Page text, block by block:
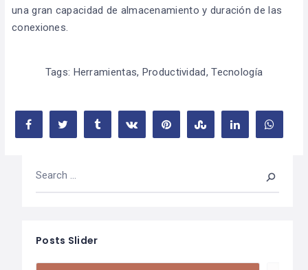
una gran capacidad de almacenamiento y duración de las
conexiones.
Tags: Herramientas, Productividad,Tecnología
Posts Slider